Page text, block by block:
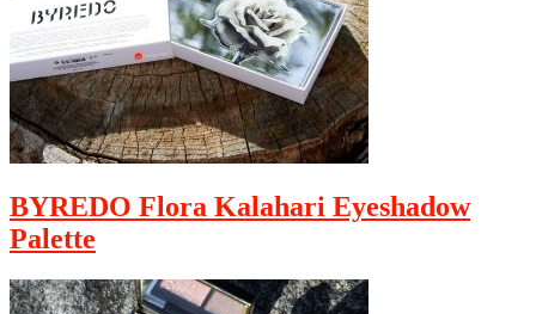
BYREDO Flora Kalahari Eyeshadow
Palette